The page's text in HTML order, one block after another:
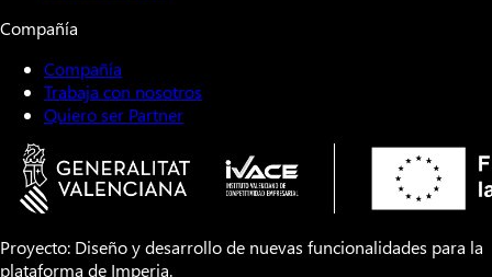
Compañía
Compañía
Trabaja con nosotros
Quiero ser Partner
Proyecto: Diseño y desarrollo de nuevas funcionalidades para la
plataforma de Imperia.